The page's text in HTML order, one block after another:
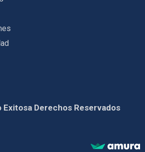
Exitosa Derechos Reservados